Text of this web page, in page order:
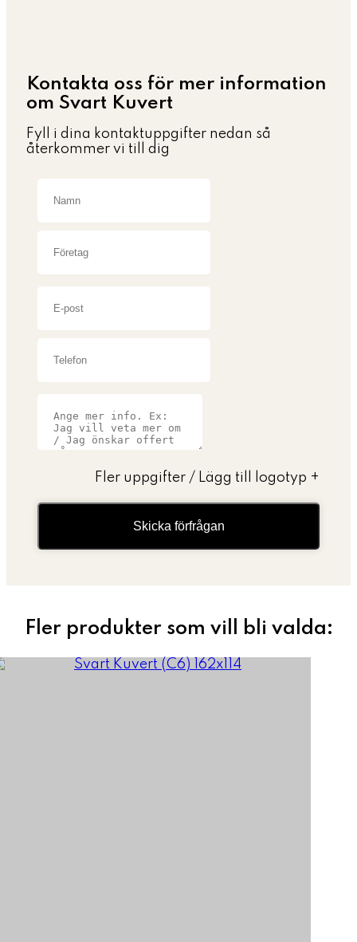
Kontakta oss för mer information
om Svart Kuvert
Fyll i dina kontaktuppgifter nedan så
återkommer vi till dig
Fler uppgifter / Lägg till logotyp +
Skicka förfrågan
Fler produkter som vill bli valda: